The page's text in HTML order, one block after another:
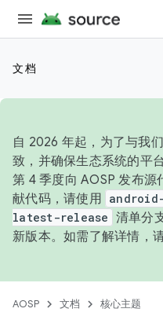
文档
自 2026 年起，为了与我
致，并确保生态系统的平
第 4 季度向 AOSP 发布源
献代码，请使用
latest-release 清单分
新版本。如需了解详情，
AOSP 文档 核心主题